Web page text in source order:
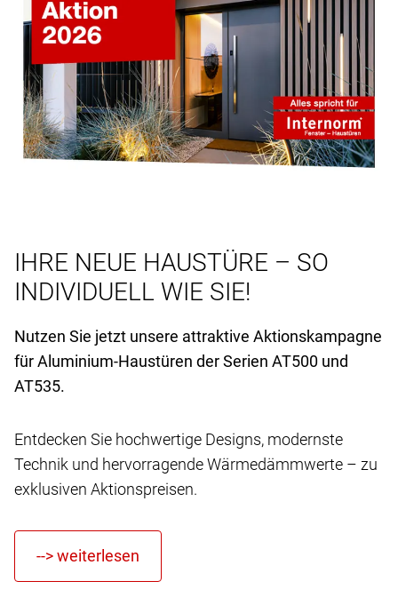
IHRE NEUE HAUSTÜRE – SO
INDIVIDUELL WIE SIE!
Nutzen Sie jetzt unsere attraktive Aktionskampagne
für Aluminium-Haustüren der Serien AT500 und
AT535.
Entdecken Sie hochwertige Designs, modernste
Technik und hervorragende Wärmedämmwerte – zu
exklusiven Aktionspreisen.